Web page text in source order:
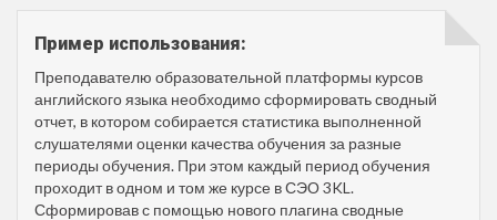
Пример использования:
Преподавателю образовательной платформы курсов
английского языка необходимо сформировать сводный
отчет, в котором собирается статистика выполненной
слушателями оценки качества обучения за разные
периоды обучения. При этом каждый период обучения
проходит в одном и том же курсе в СЭО 3KL.
Сформировав с помощью нового плагина сводные